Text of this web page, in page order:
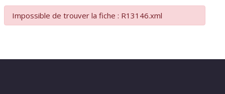
Impossible de trouver la fiche : R13146.xml